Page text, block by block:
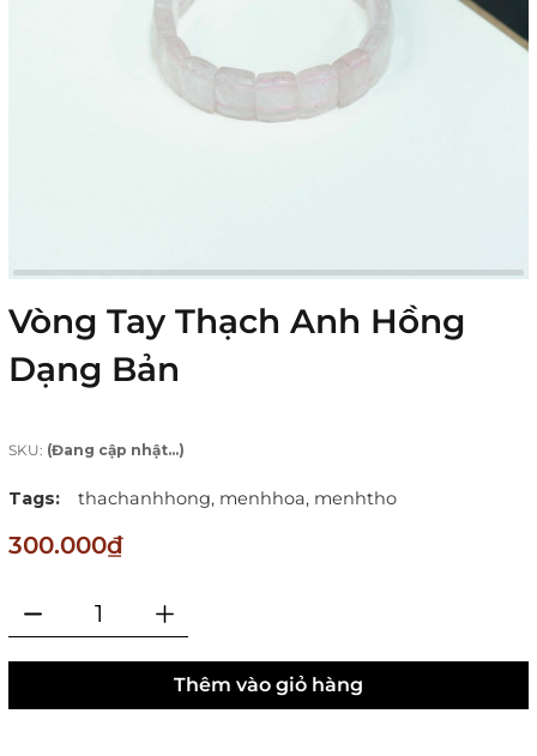
Vòng Tay Thạch Anh Hồng
Dạng Bản
SKU: (Đang cập nhật...)
Tags: thachanhhong, menhhoa, menhtho
300.000₫
Thêm vào giỏ hàng